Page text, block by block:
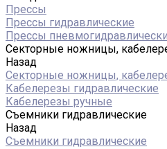
Прессы
Прессы гидравлические
Прессы
Секторные ножницы,
Назад
Секторные ножницы,
Кабелерезы гидравлические
Кабелерезы ручные
Съемники гидравлические
Назад
Съемники гидравлические